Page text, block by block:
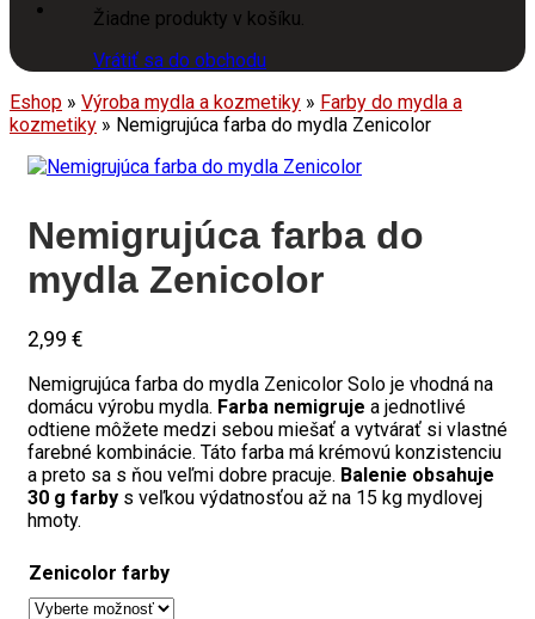
Žiadne produkty v košíku.
Vrátiť sa do obchodu
Eshop » Výroba mydla a kozmetiky » Farby do mydla a
kozmetiky » Nemigrujúca farba do mydla Zenicolor
Nemigrujúca farba do
mydla Zenicolor
2,99 €
Nemigrujúca farba do mydla Zenicolor Solo je vhodná na
domácu výrobu mydla. Farba nemigruje a jednotlivé
odtiene môžete medzi sebou miešať a vytvárať si vlastné
farebné kombinácie. Táto farba má krémovú konzistenciu
a preto sa s ňou veľmi dobre pracuje. Balenie obsahuje
30 g farby s veľkou výdatnosťou až na 15 kg mydlovej
hmoty.
Zenicolor farby